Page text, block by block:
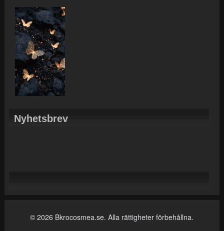
Nyhetsbrev
© 2026 Bkrocosmea.se. Alla rättigheter förbehållna.